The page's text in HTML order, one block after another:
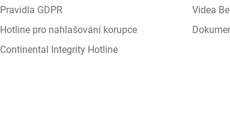
Pravidla GDPR
Hotline pro nahlašování korupce
Continental Integrity Hotline
Videa